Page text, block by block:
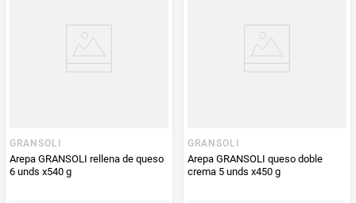
Producto (kg)
GRANSOLI
Arepa GRANSOLI rellena de queso
6 unds x540 g
GRANSOLI
Arepa GRANSOLI queso doble
crema 5 unds x450 g